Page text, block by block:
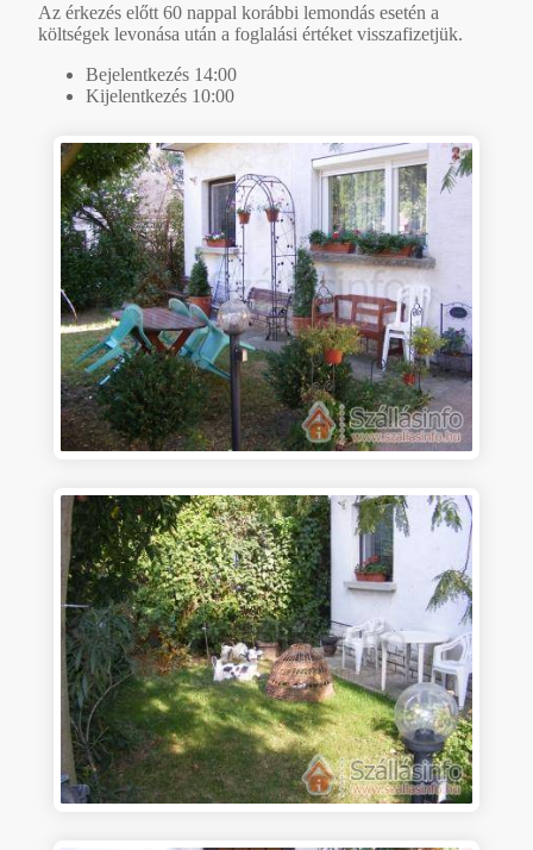
Az érkezés előtt 60 nappal korábbi lemondás esetén a
költségek levonása után a foglalási értéket visszafizetjük.
Bejelentkezés 14:00
Kijelentkezés 10:00